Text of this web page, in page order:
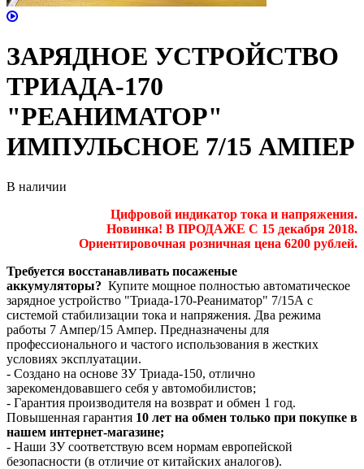
ЗАРЯДНОЕ УСТРОЙСТВО
ТРИАДА-170
"РЕАНИМАТОР"
ИМПУЛЬСНОЕ 7/15 АМПЕР
В наличии
Цифровой индикатор тока и напряжения.
Новинка! В ПРОДАЖЕ С 15 декабря 2018.
Ориентировочная розничная цена 6200 рублей.
Требуется восстанавливать посаженые
аккумуляторы? Купите мощное полностью автоматическое
зарядное устройство "Триада-170-Реаниматор" 7/15А с
системой стабилизации тока и напряжения. Два режима
работы 7 Ампер/15 Ампер. Предназначены для
профессионального и частого использования в жестких
условиях эксплуатации.
- Создано на основе ЗУ Триада-150, отлично
зарекомендовавшего себя у автомобилистов;
- Гарантия производителя на возврат и обмен 1 год.
Повышенная гарантия 10 лет на обмен только при покупке в
нашем интернет-магазине;
- Наши ЗУ соответствую всем нормам европейской
безопасности (в отличие от китайских аналогов).